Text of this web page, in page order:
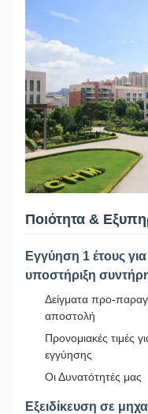
Ποιότητα &
Εγγύηση 1 έτους
υποστήριξη
Δείγματα προ-
αποστολή
Προνομιακές τιμές
εγγύησης
Οι Δυνατότητές μας
Εξειδίκευση σε